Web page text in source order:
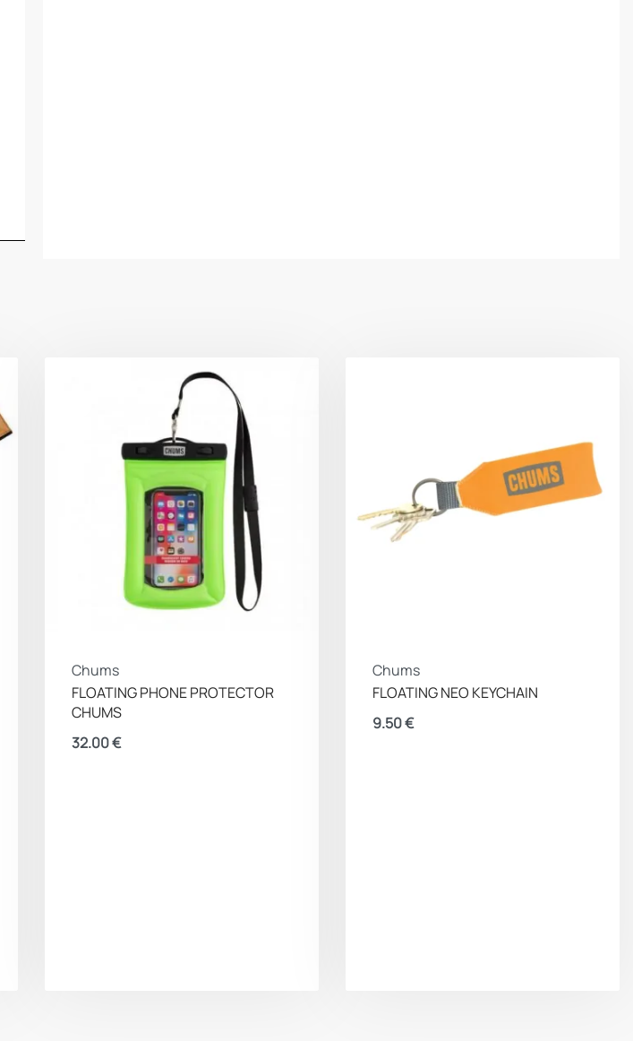
Chums
FLOATING PHONE PROTECTOR
CHUMS
32.00€
Chums
FLOATING NEO KEYCHAIN
9.50€